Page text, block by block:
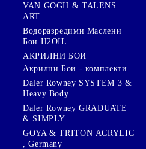
VAN GOGH & TALENS
ART
Водоразредими Маслени
Бои H2OIL
АКРИЛНИ БОИ
Акрилни Бои - комплекти
Daler Rowney SYSTEM 3 &
Heavy Body
Daler Rowney GRADUATE
& SIMPLY
GOYA & TRITON АCRYLIC
, Germany